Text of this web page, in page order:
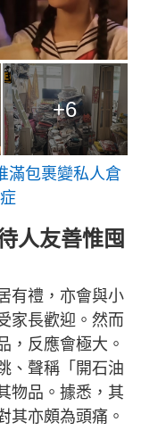
+6
滿包裹變私人倉
人友善惟囤
有禮，亦會與小
家長歡迎。然而
，反應會極大。
、聲稱「開石油
物品。據悉，其
其亦頗為頭痛。